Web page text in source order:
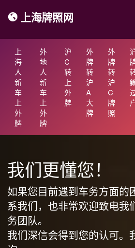
上海牌照网
上
海
人
新
车
上
外
牌
外
地
人
新
车
上
外
牌
沪
C
转
上
外
牌
外
牌
转
沪
A
大
牌
外
牌
转
沪
C
牌
照
我们更懂您！
如果您目前遇到车务方面的
系我们，也非常欢迎致电我
务团队。
我们深信会得到您的认可。